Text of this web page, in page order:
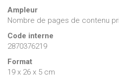
Ampleur
Nombre de pages de contenu
Code interne
2870376219
Format
19 x 26 x 5 cm